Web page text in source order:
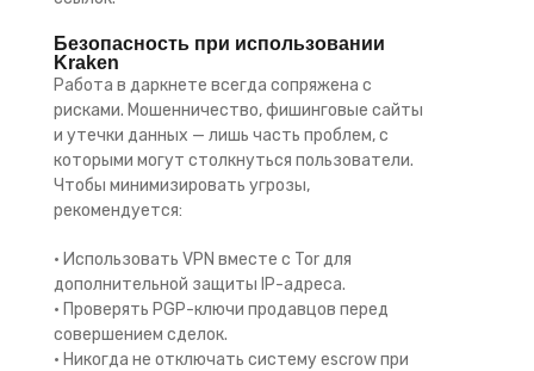
Безопасность при использовании
Kraken
Работа в даркнете всегда сопряжена с
рисками. Мошенничество, фишинговые сайты
и утечки данных — лишь часть проблем, с
которыми могут столкнуться пользователи.
Чтобы минимизировать угрозы,
рекомендуется:
• Использовать VPN вместе с Tor для
дополнительной защиты IP-адреса.
• Проверять PGP-ключи продавцов перед
совершением сделок.
• Никогда не отключать систему escrow при